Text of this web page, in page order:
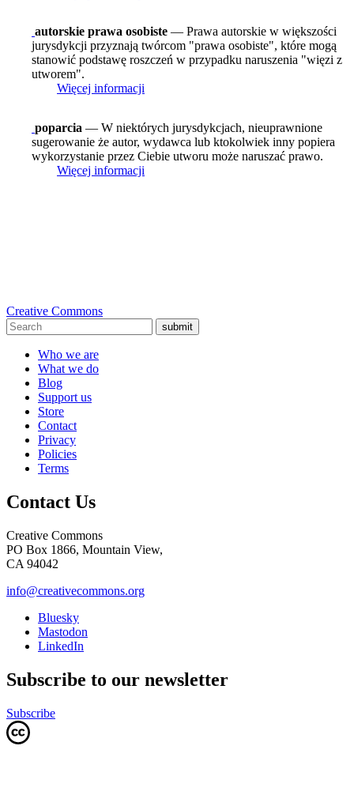
autorskie prawa osobiste — Prawa autorskie w większości
jurysdykcji przyznają twórcom "prawa osobiste", które mogą
stanowić podstawę roszczeń w przypadku naruszenia "więzi z
utworem".
Więcej informacji
poparcia — W niektórych jurysdykcjach, nieuprawnione
sugerowanie że autor, wydawca lub ktokolwiek inny popiera
wykorzystanie przez Ciebie utworu może naruszać prawo.
Więcej informacji
Creative Commons
submit
Who we are
What we do
Blog
Support us
Store
Contact
Privacy
Policies
Terms
Contact Us
Creative Commons
PO Box 1866, Mountain View,
CA 94042
info@creativecommons.org
Bluesky
Mastodon
LinkedIn
Subscribe to our newsletter
Subscribe